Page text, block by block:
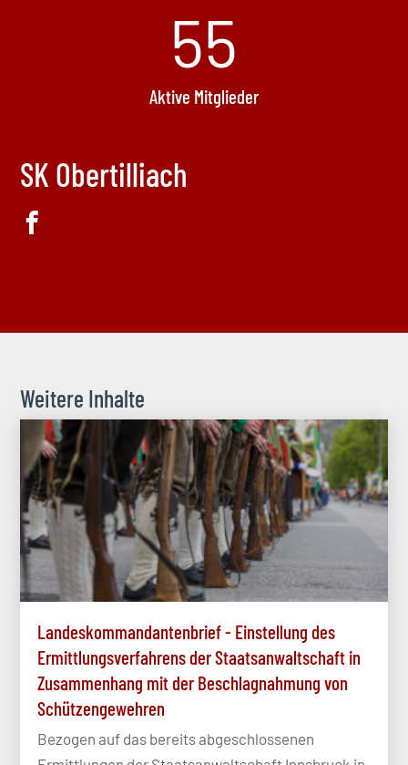
55
Aktive Mitglieder
SK Obertilliach
Weitere Inhalte
Landeskommandantenbrief - Einstellung des
Ermittlungsverfahrens der Staatsanwaltschaft in
Zusammenhang mit der Beschlagnahmung von
Schützengewehren
Bezogen auf das bereits abgeschlossenen